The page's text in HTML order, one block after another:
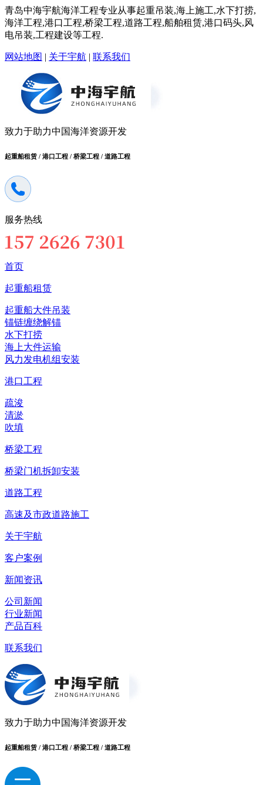
青岛中海宇航海洋工程专业从事起重吊装,海上施工,水下打捞,
海洋工程,港口工程,桥梁工程,道路工程,船舶租赁,港口码头,风
电吊装,工程建设等工程.
网站地图 | 关于宇航 | 联系我们
致力于助力中国海洋资源开发
起重船租赁 / 港口工程 / 桥梁工程 / 道路工程
服务热线
首页
起重船租赁
起重船大件吊装
锚链缠绕解锚
水下打捞
海上大件运输
风力发电机组安装
港口工程
疏浚
清淤
吹填
桥梁工程
桥梁门机拆卸安装
道路工程
高速及市政道路施工
关于宇航
客户案例
新闻资讯
公司新闻
行业新闻
产品百科
联系我们
致力于助力中国海洋资源开发
起重船租赁 / 港口工程 / 桥梁工程 / 道路工程